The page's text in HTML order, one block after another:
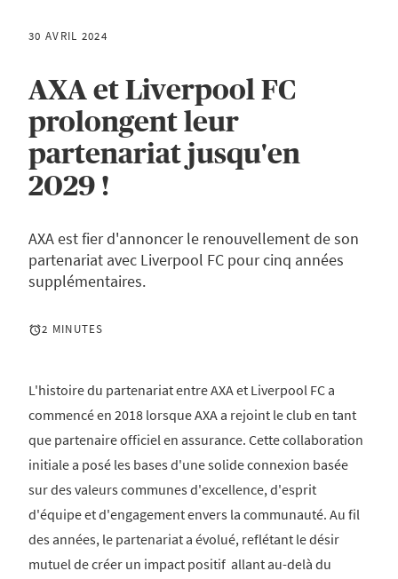
30 AVRIL 2024
AXA et Liverpool FC
prolongent leur
partenariat jusqu'en
2029 !
AXA est fier d'annoncer le renouvellement de son
partenariat avec Liverpool FC pour cinq années
supplémentaires.
2 MINUTES
L'histoire du partenariat entre AXA et Liverpool FC a
commencé en 2018 lorsque AXA a rejoint le club en tant
que partenaire officiel en assurance. Cette collaboration
initiale a posé les bases d'une solide connexion basée
sur des valeurs communes d'excellence, d'esprit
d'équipe et d'engagement envers la communauté. Au fil
des années, le partenariat a évolué, reflétant le désir
mutuel de créer un impact positif allant au-delà du